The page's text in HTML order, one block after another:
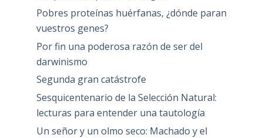
Pobres proteínas huérfanas, ¿dónde paran
vuestros genes?
Por fin una poderosa razón de ser del
darwinismo
Segunda gran catástrofe
Sesquicentenario de la Selección Natural:
lecturas para entender una tautología
Un señor y un olmo seco: Machado y el